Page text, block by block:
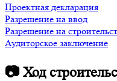
Проектная декларация
Разрешение на ввод
Разрешение на
Аудиторское заключение
📷 Ход